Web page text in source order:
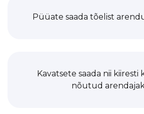
Püüate saada tõelist
Kavatsete saada nii kiiresti
nõutud